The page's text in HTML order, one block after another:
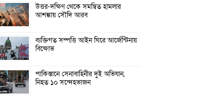
উত্তর-দক্ষিণ থেকে সমন্বিত হামলার
আশঙ্কায় সৌদি আরব
ব্যক্তিগত সম্পত্তি আইন ঘিরে আর্জেন্টিনায়
বিক্ষোভ
পাকিস্তানে সেনাবাহিনীর দুই অভিযান,
নিহত ১০ সন্দেহভাজন